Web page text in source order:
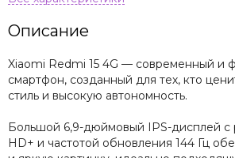
Описание
Xiaomi Redmi 15 4G — современный и
смартфон, созданный для тех, кто
стиль и высокую автономность.
Большой 6,9-дюймовый IPS-дисплей с
HD+ и частотой обновления 144 Гц